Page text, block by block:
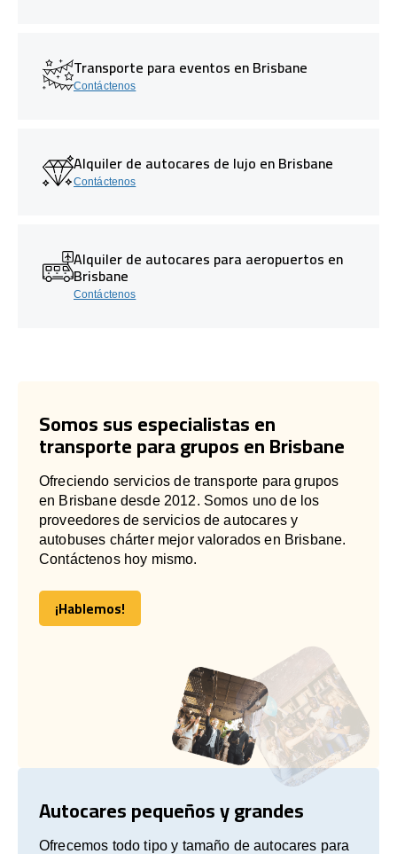
Transporte para eventos en Brisbane
Contáctenos
Alquiler de autocares de lujo en Brisbane
Contáctenos
Alquiler de autocares para aeropuertos en
Brisbane
Contáctenos
Somos sus especialistas en
transporte para grupos en Brisbane
Ofreciendo servicios de transporte para grupos
en Brisbane desde 2012. Somos uno de los
proveedores de servicios de autocares y
autobuses chárter mejor valorados en Brisbane.
Contáctenos hoy mismo.
¡Hablemos!
¡Hablemos!
Autocares pequeños y grandes
Ofrecemos todo tipo y tamaño de autocares para